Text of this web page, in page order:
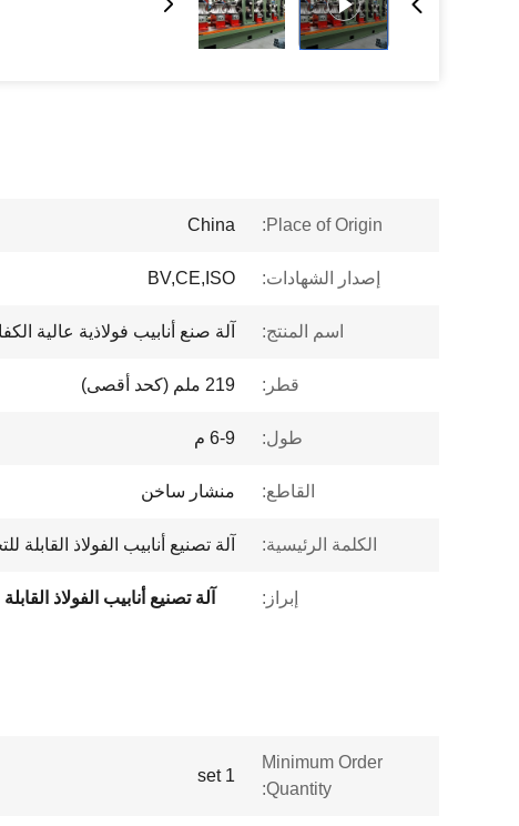
Place of Origin:
China
إصدار الشهادات: BV,CE,ISO
اسم المنتج: آلة صنع أنابيب فولاذية عالية
قطر: 219 ملم (كحد أقصى)
طول: 6-9 م
القاطع: منشار ساخن
الكلمة الرئيسية: آلة تصنيع أنابيب الفولاذ القابلة
إبراز: آلة تصنيع أنابيب الفولاذ
Minimum Order
Quantity:
1 set